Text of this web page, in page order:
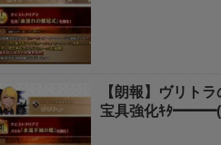
【朗報】ヴリト
宝具強化ｷﾀ